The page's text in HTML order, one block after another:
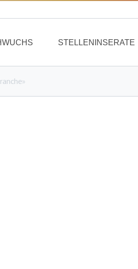
STELLENINSERATE